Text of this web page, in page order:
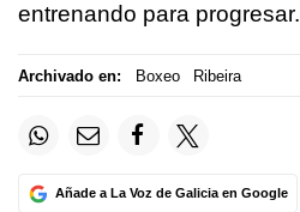
entrenando para progresar.
Archivado en: Boxeo Ribeira
Añade a La Voz de Galicia en Google